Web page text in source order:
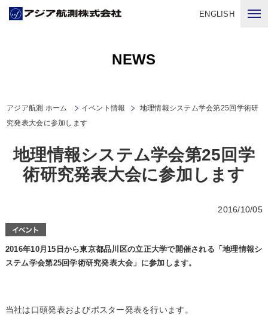
ENGLISH
NEWS
アジア航測 ホーム イベント情報
地理情報システム学会第25回学術研
究発表大会に参加します
地理情報システム学会第25回学
術研究発表大会に参加します
2016/10/05
2016年10月15日から東京都品川区の立正大学で開催される「地理情報シ
ステム学会第25回学術研究発表大会」に参加します。
当社は口頭発表およびポスター発表を行います。